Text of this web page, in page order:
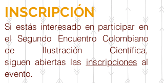
INSCRIPCIÓN
Si estás interesado en participar en
el Segundo Encuentro Colombiano
de Ilustración Científica,
siguen abiertas las inscripciones al
evento.